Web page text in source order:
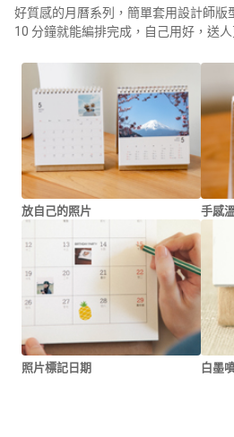
好質感的月曆系列，簡單套用設計師版
10 分鐘就能編排完成，自己用好，送人
放自己的照片 手感
照片標記日期 白墨